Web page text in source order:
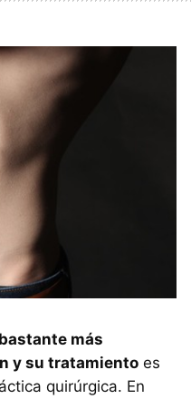
más
y su tratamiento es
quirúrgica. En